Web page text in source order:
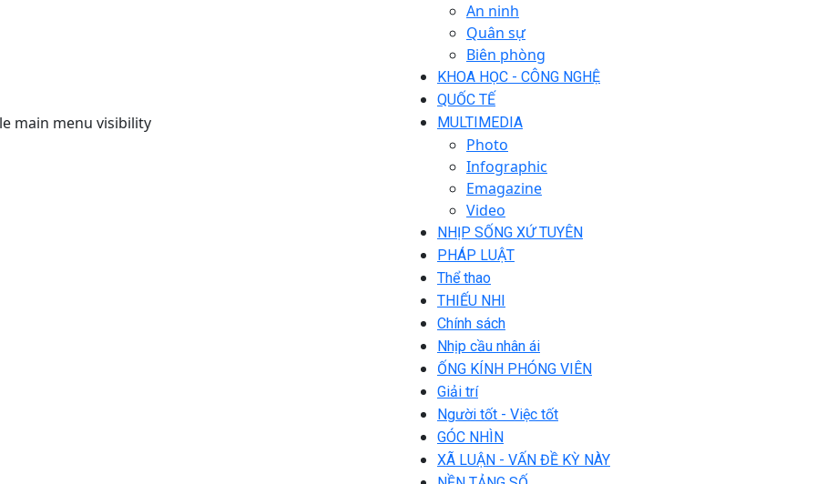
main menu visibility
An ninh
Quân sự
Biên phòng
KHOA HỌC - CÔNG NGHỆ
QUỐC TẾ
MULTIMEDIA
Photo
Infographic
Emagazine
Video
NHỊP SỐNG XỨ TUYÊN
PHÁP LUẬT
Thể thao
THIẾU NHI
Chính sách
Nhịp cầu nhân ái
ỐNG KÍNH PHÓNG VIÊN
Giải trí
Người tốt - Việc tốt
GÓC NHÌN
XÃ LUẬN - VẤN ĐỀ KỲ NÀY